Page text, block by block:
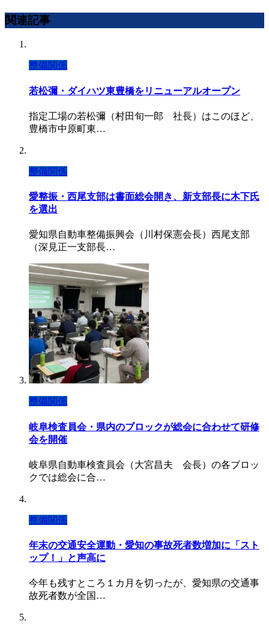
関連記事
整備関係
若松彌・ダイハツ東豊橋をリニューアルオープン
指定工場の若松彌（村田旬一郎 社長）はこのほど、
豊橋市中原町東…
整備関係
愛整振・西尾支部は書面総会開き、新支部長に木下氏
を選出
愛知県自動車整備振興会（川村保憲会長）西尾支部
（深見正一支部長…
整備関係
岐阜検査員会・県内のブロックが総会に合わせて研修
会を開催
岐阜県自動車検査員会（大宮昌夫 会長）の各ブロッ
クでは総会に合…
整備関係
年末の交通安全運動・愛知の事故死者数増加に「スト
ップ！」と声高に
今年も残すところ１カ月を切ったが、愛知県の交通事
故死者数が全国…